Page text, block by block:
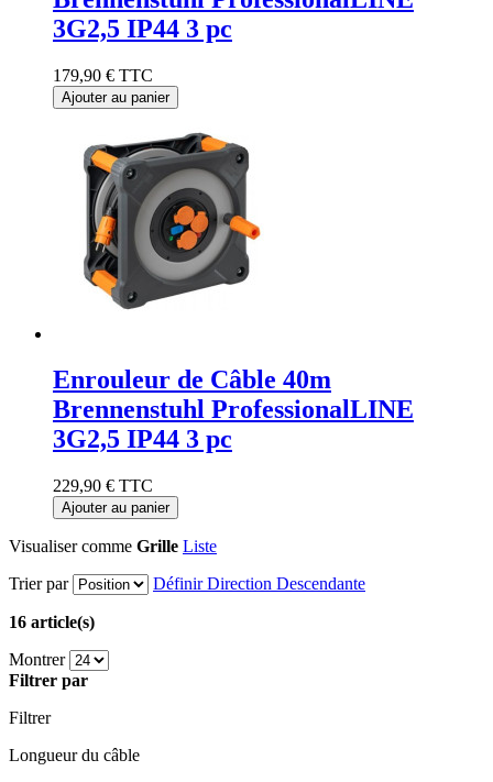
3G2,5 IP44 3 pc
179,90 € TTC
Ajouter au panier
Enrouleur de Câble 40m
Brennenstuhl ProfessionalLINE
3G2,5 IP44 3 pc
229,90 € TTC
Ajouter au panier
Visualiser comme Grille Liste
Trier par
Définir Direction Descendante
16 article(s)
Montrer
Filtrer par
Filtrer
Longueur du câble